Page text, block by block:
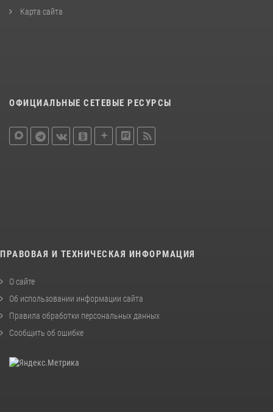
Карта сайта
ОФИЦИАЛЬНЫЕ СЕТЕВЫЕ РЕСУРСЫ
ПРАВОВАЯ И ТЕХНИЧЕСКАЯ ИНФОРМАЦИЯ
О сайте
Об использовании информации сайта
Правила обработки персональных данных
Сообщить об ошибке